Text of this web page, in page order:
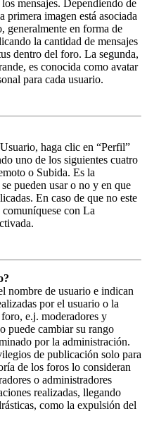
mensajes. Dependiendo de
imagen está asociada
generalmente en forma de
la cantidad de mensajes
dentro del foro. La segunda,
es conocida como avatar
para cada usuario.
haga clic en “Perfil”
uno de los siguientes cuatro
o Subida. Es la
pueden usar o no y en que
En caso de que no este
con La
nombre de usuario e indican
por el usuario o la
e.j. moderadores y
puede cambiar su rango
por la administración.
de publicación solo para
de los foros lo consideran
o administradores
realizadas, llegando
como la expulsión del